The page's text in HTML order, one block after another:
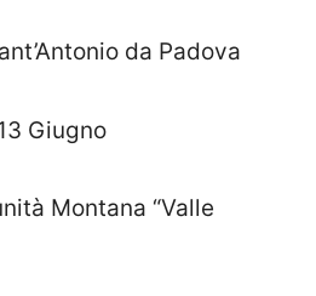
da Padova
Giugno
Montana “Valle